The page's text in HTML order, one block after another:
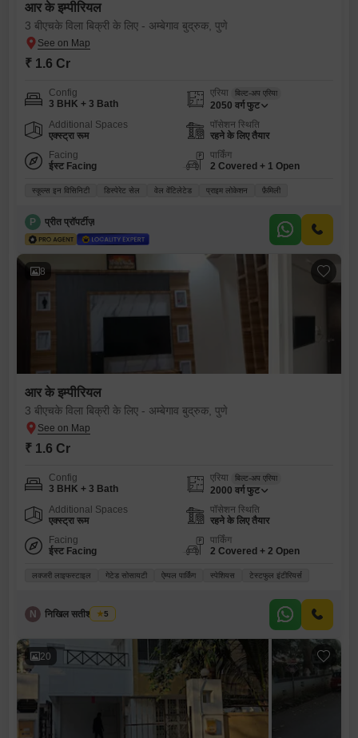
आर के इम्पीरियल
3 बीएचके विला बिक्री के लिए - अम्बेगाव बुद्रुक, पुणे
₹ 1.6 Cr
Config
3 BHK + 3 Bath
एरिया बिल्ट-अप एरिया
2050 वर्ग फुट
Additional Spaces
एक्स्ट्रा रूम
पॉसेशन स्थिति
रहने के लिए तैयार
Facing
ईस्ट Facing
पार्किंग
2 Covered + 1 Open
स्कूल्स इन विसिनिटी डिस्पेरेट सेल वेल वेंटिलेटेड प्राइम लोकेशन फ़ैमिली
P प्रीत प्रॉपर्टीज़
8
आर के इम्पीरियल
3 बीएचके विला बिक्री के लिए - अम्बेगाव बुद्रुक, पुणे
₹ 1.6 Cr
Config
3 BHK + 3 Bath
एरिया बिल्ट-अप एरिया
2000 वर्ग फुट
Additional Spaces
एक्स्ट्रा रूम
पॉसेशन स्थिति
रहने के लिए तैयार
Facing
ईस्ट Facing
पार्किंग
2 Covered + 2 Open
लक्जरी लाइफस्टाइल गेटेड सोसायटी ऐम्पल पार्किंग स्पेशियस टेस्टफुल इंटीरियर्स
N निखिल सतीश पाटील
5
20